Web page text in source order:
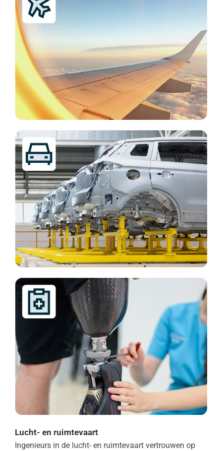
Lucht- en ruimtevaart
Ingenieurs in de lucht- en ruimtevaart vertrouwen op